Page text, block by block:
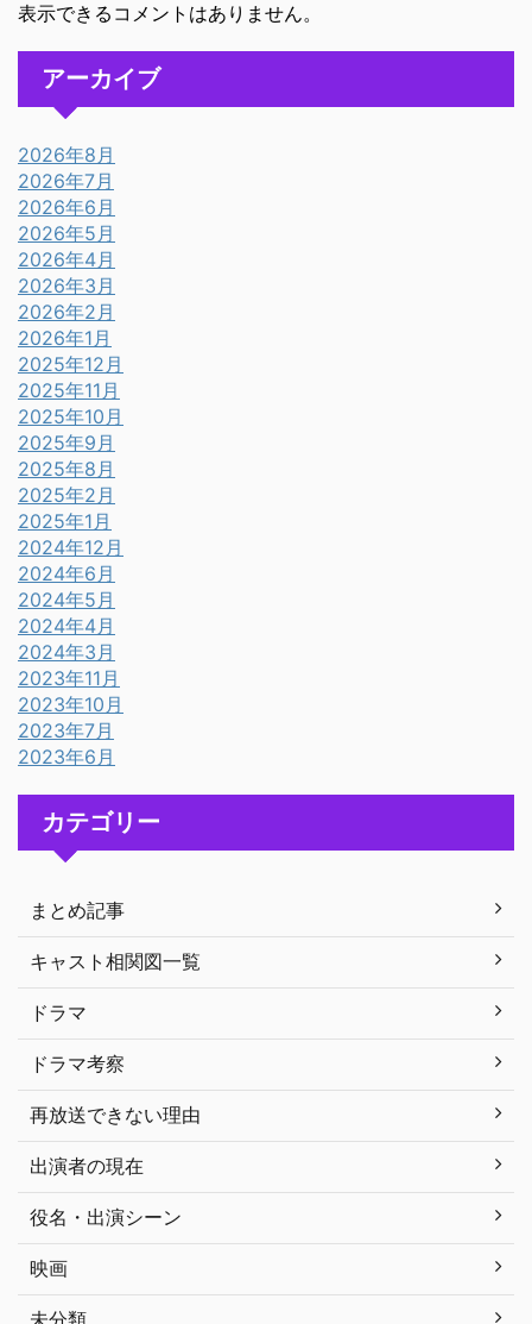
表示できるコメントはありません。
アーカイブ
2026年8月
2026年7月
2026年6月
2026年5月
2026年4月
2026年3月
2026年2月
2026年1月
2025年12月
2025年11月
2025年10月
2025年9月
2025年8月
2025年2月
2025年1月
2024年12月
2024年6月
2024年5月
2024年4月
2024年3月
2023年11月
2023年10月
2023年7月
2023年6月
カテゴリー
まとめ記事
キャスト相関図一覧
ドラマ
ドラマ考察
再放送できない理由
出演者の現在
役名・出演シーン
映画
未分類